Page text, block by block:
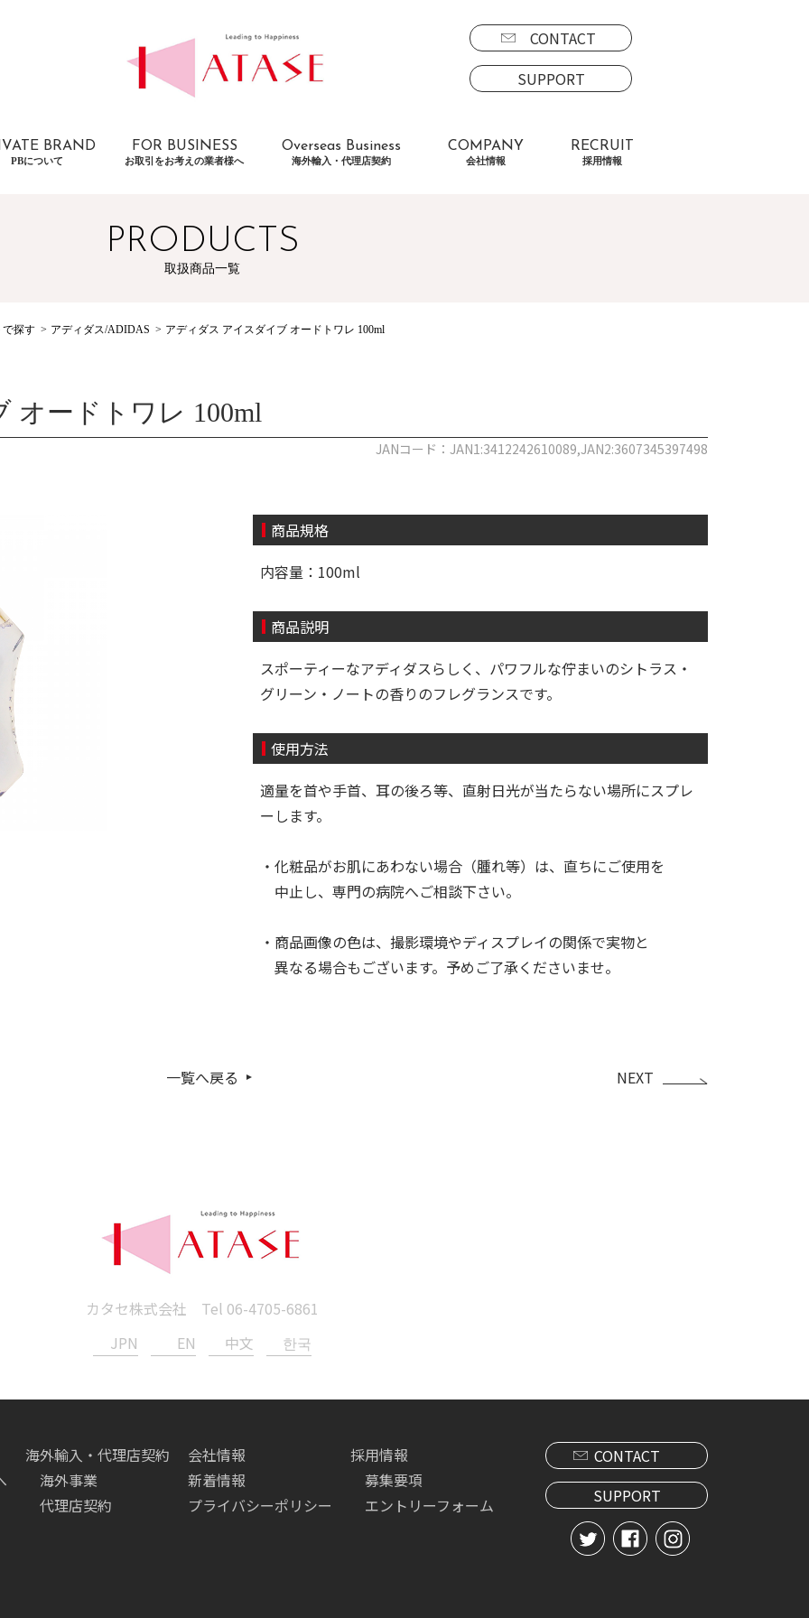
CONTACT
SUPPORT
BRAND
PBについて
FOR BUSINESS
お取引をお考えの業者様へ
Overseas Business
海外輸入・代理店契約
COMPANY
会社情報
RECRUIT
採用情報
PRODUCTS
取扱商品一覧
で探す アディダス/ADIDAS アディダス アイスダイブ オードトワレ 100ml
オードトワレ 100ml
JANコード：JAN1:3412242610089,JAN2:3607345397498
商品規格
内容量：100ml
商品説明
スポーティーなアディダスらしく、パワフルな佇まいのシトラス・
グリーン・ノートの香りのフレグランスです。
使用方法
適量を首や手首、耳の後ろ等、直射日光が当たらない場所にスプレ
ーします。
・化粧品がお肌にあわない場合（腫れ等）は、直ちにご使用を
中止し、専門の病院へご相談下さい。
・商品画像の色は、撮影環境やディスプレイの関係で実物と
異なる場合もございます。予めご了承くださいませ。
一覧へ戻る NEXT
カタセ株式会社 Tel 06-4705-6861
JPN
EN 中文 한국
海外輸入・代理店契約
海外事業
代理店契約
会社情報
新着情報
プライバシーポリシー
採用情報
募集要項
エントリーフォーム
CONTACT
SUPPORT